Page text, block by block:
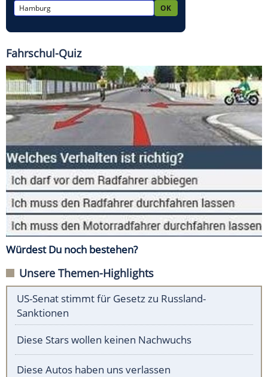
Fahrschul-Quiz
Würdest Du noch bestehen?
Unsere Themen-Highlights
US-Senat stimmt für Gesetz zu Russland-
Sanktionen
Diese Stars wollen keinen Nachwuchs
Diese Autos haben uns verlassen